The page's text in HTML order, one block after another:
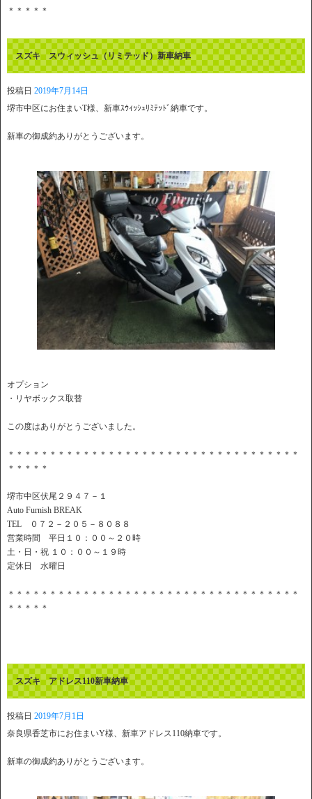
＊＊＊＊＊
スズキ スウィッシュ（リミテッド）新車納車
投稿日 2019年7月14日
堺市中区にお住まいT様、新車ｽｳｨｯｼｭﾘﾐﾃｯﾄﾞ納車です。
新車の御成約ありがとうございます。
オプション
・リヤボックス取替
この度はありがとうございました。
＊＊＊＊＊＊＊＊＊＊＊＊＊＊＊＊＊＊＊＊＊＊＊＊＊＊＊＊＊＊＊＊＊＊＊
＊＊＊＊＊
堺市中区伏尾２９４７－１
Auto Furnish BREAK
TEL ０７２－２０５－８０８８
営業時間 平日１０：００～２０時
土・日・祝 １０：００～１９時
定休日 水曜日
＊＊＊＊＊＊＊＊＊＊＊＊＊＊＊＊＊＊＊＊＊＊＊＊＊＊＊＊＊＊＊＊＊＊＊
＊＊＊＊＊
スズキ アドレス110新車納車
投稿日 2019年7月1日
奈良県香芝市にお住まいY様、新車アドレス110納車です。
新車の御成約ありがとうございます。